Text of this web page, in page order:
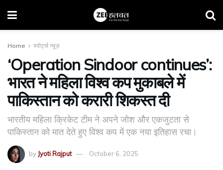
Home स्पोर्ट्स न्यूज़
‘Operation Sindoor continues’:
भारत ने महिला विश्व कप मुकाबले में
पाकिस्तान को करारी शिकस्त दी
भारतीय महिला क्रिकेट टीम ने अपने जोश और एकजुटता से
पाकिस्तान को मात देते हुए विश्व कप में एक नया इतिहास रचा।
by Jyoti Rajput October 6, 2025